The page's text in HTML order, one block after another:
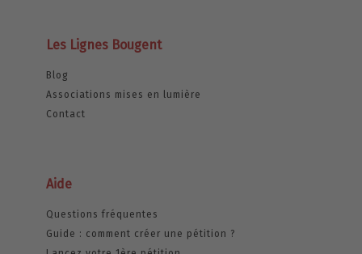
Les Lignes Bougent
Blog
Associations mises en lumière
Contact
Aide
Questions fréquentes
Guide : comment créer une pétition ?